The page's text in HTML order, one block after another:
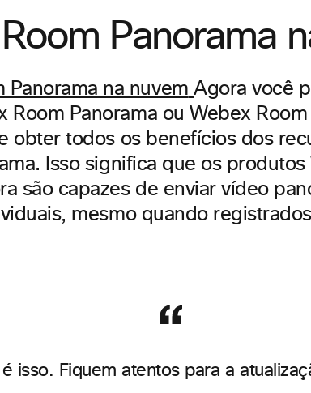
Panorama
Agora você
Room Panorama ou Webex
obter todos os benefícios dos
Isso significa que os produtos
são capazes de enviar vídeo
mesmo quando
isso. Fiquem atentos para a